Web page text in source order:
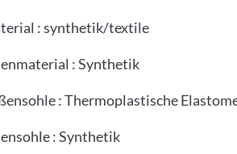
:synthetik/textile
:Synthetik
:Thermoplastische
:Synthetik